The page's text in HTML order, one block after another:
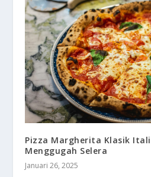
Pizza Margherita Klasik
Menggugah Selera
Januari 26, 2025